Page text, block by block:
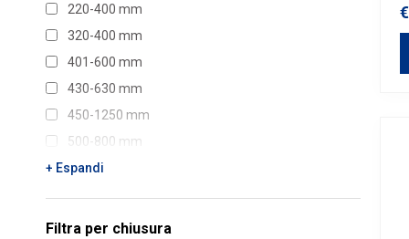
220-400 mm
320-400 mm
401-600 mm
430-630 mm
450-1250 mm
500-800 mm
601-800 mm
1051-1300 mm
+ Espandi
Filtra per chiusura